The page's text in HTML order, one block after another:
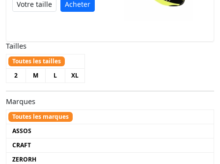
Acheter
Tailles
Toutes les tailles
2
M L XL
Marques
Toutes les marques
ASSOS
CRAFT
ZERORH